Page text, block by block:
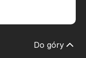
Do góry